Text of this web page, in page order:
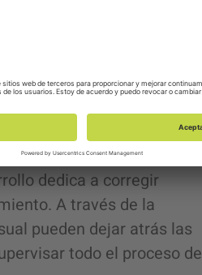
diferentes para
Después de
cansarse, aburrirse o
o revisiones. El uso de
ayuda a resaltar todas
a simple vista. Esa
dedica a corregir
A través de la
pueden dejar atrás las
todo el proceso de